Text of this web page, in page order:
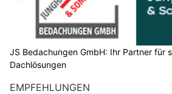
JS Bedachungen GmbH: Ihr Partner für
Dachlösungen
EMPFEHLUNGEN